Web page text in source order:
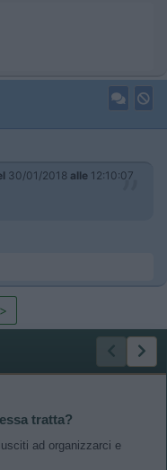
30/01/2018 alle 12:10:07
>
tratta?
ad organizzarci e